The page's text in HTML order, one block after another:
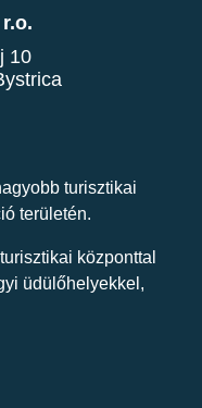
10
turisztikai
területén.
központtal
üdülőhelyekkel,